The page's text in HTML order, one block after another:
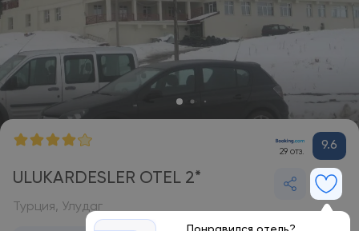
29 отз. 9.6
ULUKARDESLER OTEL 2*
Турция, Улудаг